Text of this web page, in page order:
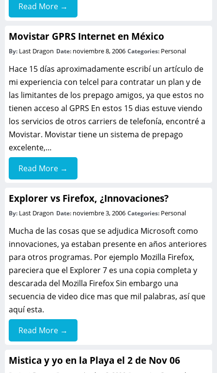
Read More →
Movistar GPRS Internet en México
By: Last Dragon Date: noviembre 8, 2006 Categories: Personal
Hace 15 días aproximadamente escribí un artículo de
mi experiencia con telcel para contratar un plan y de
las limitantes de los prepago amigos, ya que estos no
tienen acceso al GPRS En estos 15 dias estuve viendo
los servicios de otros carriers de telefonía, encontré a
Movistar. Movistar tiene un sistema de prepago
excelente,…
Read More →
Explorer vs Firefox, ¿Innovaciones?
By: Last Dragon Date: noviembre 3, 2006 Categories: Personal
Mucha de las cosas que se adjudica Microsoft como
innovaciones, ya estaban presente en años anteriores
para otros programas. Por ejemplo Mozilla Firefox,
pareciera que el Explorer 7 es una copia completa y
descarada del Mozilla Firefox Sin embargo una
secuencia de video dice mas que mil palabras, así que
aquí esta.
Read More →
Mistica y yo en la Playa el 2 de Nov 06